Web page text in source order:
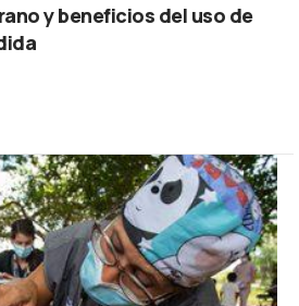
y beneficios del uso de